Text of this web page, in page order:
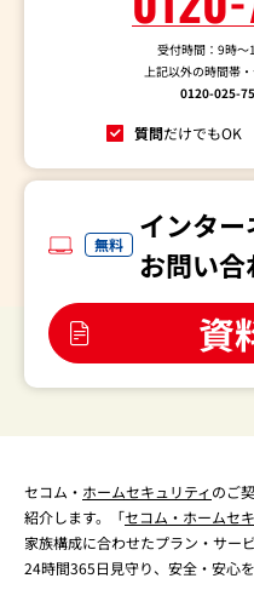
質問だけでもOK
受付時間：9時～
上記以外の時間帯
0120-025-
無料
インタ
お問い合
資
セコム・ ホームセキュリティのご
紹介します。「セコム・ホームセ
家族構成に合わせたプラン・サー
24時間365日見守り、安全・安心を